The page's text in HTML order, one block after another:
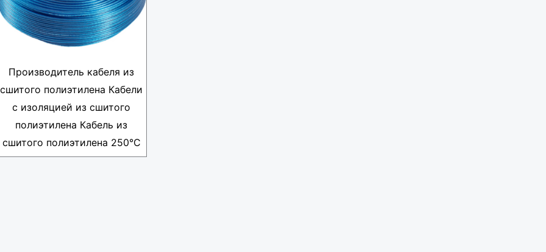
Производитель кабеля из
сшитого полиэтилена Кабели
с изоляцией из сшитого
полиэтилена Кабель из
сшитого полиэтилена 250°C